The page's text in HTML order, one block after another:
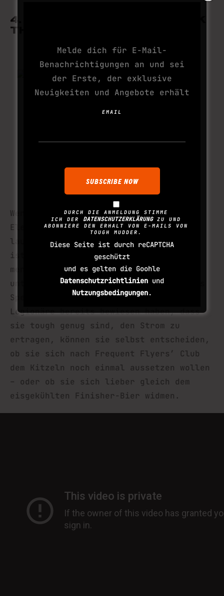
4. WAHLWEISE ELECTROSHOCK
THERAPY ÜBERSPRINGEN
Wenn wir ganz ehrlich sind: Durch ein
Elektrizitätsfeld mit 10.000 Volt zu
laufen, kann zwar ganz spaßig sein und
ist eine Herausforderung für Deine
mentale Stärke, aber manche Mudders
unter uns haben keine Lust, sich dieses
Spektakel mehrmals anzutun. Da unsere
Legionäre bereits bewiesen haben, dass
sie tough genug sind, den Strom zu
ertragen, können sie selbst entscheiden,
ob sie sich nach Frequent Flyers’ Club
dem Kitzeln noch einmal aussetzen wollen
– oder ob sie sich lieber gleich dem
eisgekühlten Finisher-Bier widmen.
Melde dich für E-Mail-
Benachrichtigungen an und sei
der Erste, der exklusive
Neuigkeiten und Angebote erhält
EMAIL
DURCH DIE ANMELDUNG STIMME
ICH DER DATENSCHUTZERKLÄRUNGZU UND
ABONNIERE DEN ERHALT VON E-MAILS VON
TOUGH MUDDER.
Diese Seite ist durch reCAPTCHA
geschützt
und es gelten die Goohle
Datenschutzrichtlinien und
Nutzungsbedingungen.